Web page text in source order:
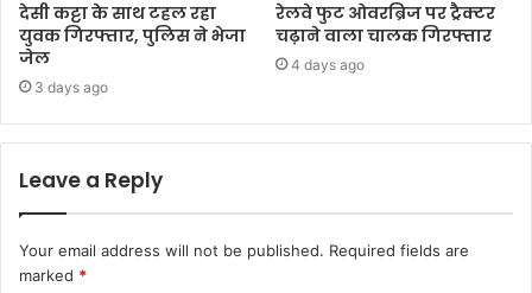
देसी कट्टा के साथ टहल रहा
युवक गिरफ्तार, पुलिस ने भेजा
जेल
3 days ago
रेलवे फुट ओवरब्रिज पर ट्रैक्टर
चढ़ाने वाला चालक गिरफ्तार
4 days ago
Leave a Reply
Your email address will not be published. Required fields are
marked *